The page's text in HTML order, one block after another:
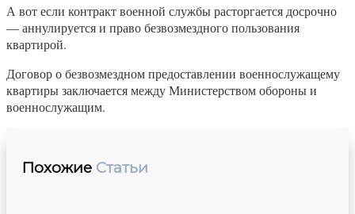
А вот если контракт военной службы расторгается досрочно
— аннулируется и право безвозмездного пользования
квартирой.
Договор о безвозмездном предоставлении военнослужащему
квартиры заключается между Министерством обороны и
военнослужащим.
Похожие Статьи